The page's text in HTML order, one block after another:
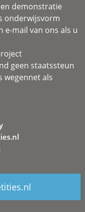
demonstratie
onderwijsvorm
e-mail van ons als u
geen staatssteun
wegennet als